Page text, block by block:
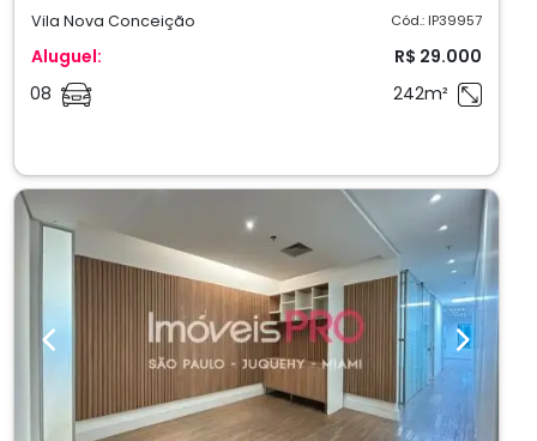
Vila Nova Conceição Cód.: IP39957
Aluguel:
R$ 29.000
08
242m²
Previous Next